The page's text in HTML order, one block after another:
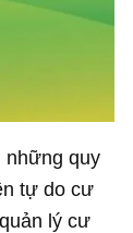
những quy
tự do cư
lý cư